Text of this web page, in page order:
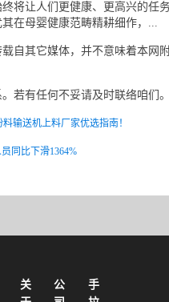
让人们更健康、更高兴的任
在母婴健康范畴精耕细作，...
其它媒体，并不意味着本网
有任何不妥请及时联络咱们。
输送机上料厂家优选指南！
同比下滑1364%
关
公
手